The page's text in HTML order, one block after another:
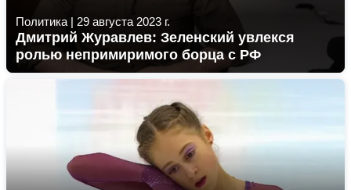
Политика | 29 августа 2023 г.
Дмитрий Журавлев: Зеленский увлекся
ролью непримиримого борца с РФ